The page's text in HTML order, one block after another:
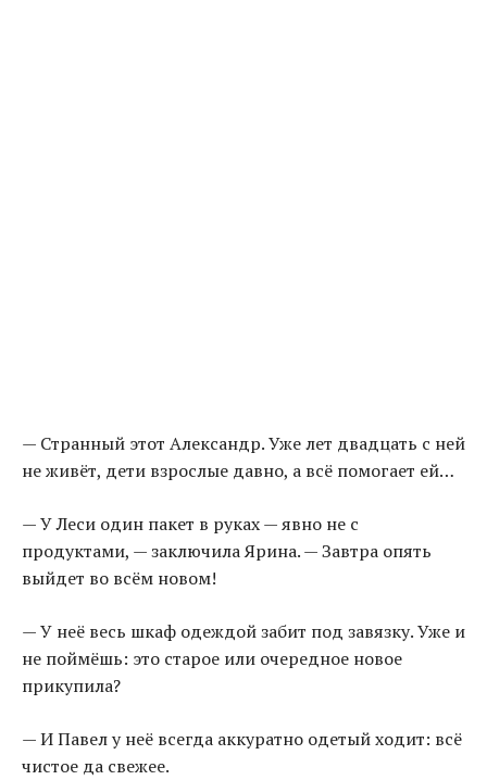
— Странный этот Александр. Уже лет двадцать с ней
не живёт, дети взрослые давно, а всё помогает ей…
— У Леси один пакет в руках — явно не с
продуктами, — заключила Ярина. — Завтра опять
выйдет во всём новом!
— У неё весь шкаф одеждой забит под завязку. Уже и
не поймёшь: это старое или очередное новое
прикупила?
— И Павел у неё всегда аккуратно одетый ходит: всё
чистое да свежее.